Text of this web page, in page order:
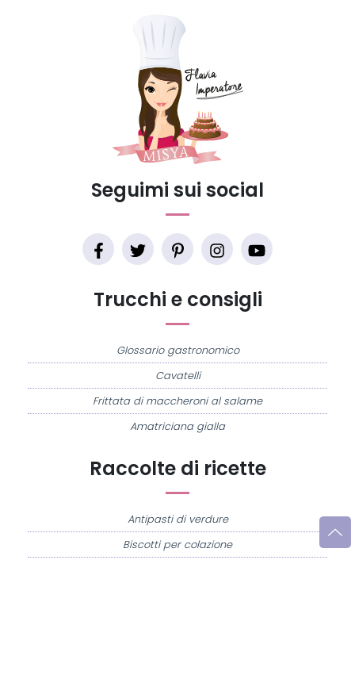
Raccolte di ricette
Antipasti di verdure
Biscotti per colazione
Trucchi e consigli
Glossario gastronomico
Cavatelli
Frittata di maccheroni al salame
Amatriciana gialla
Seguimi sui social